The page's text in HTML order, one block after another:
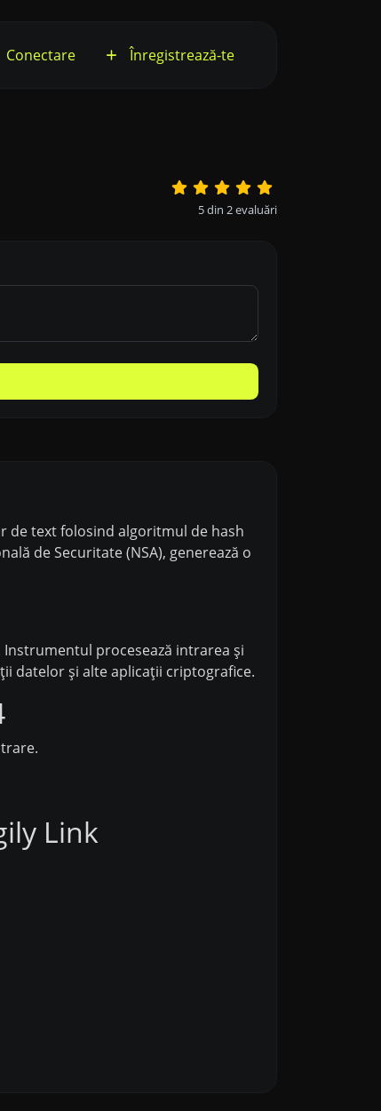
Conectare Înregistrează-te
5din 2evaluări
de text folosind algoritmul de hash
de Securitate (NSA), generează o
procesează intrarea și
datelor și alte aplicații criptografice.
Link